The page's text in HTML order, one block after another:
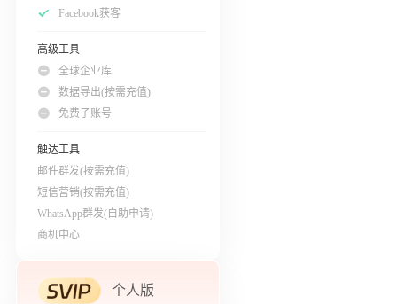
Facebook获客
高级工具
全球企业库
数据导出(按需充值)
免费子账号
触达工具
邮件群发(按需充值)
短信营销(按需充值)
WhatsApp群发(自助申请)
商机中心
个人版